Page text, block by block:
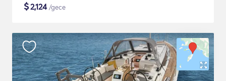
$2,124/gece